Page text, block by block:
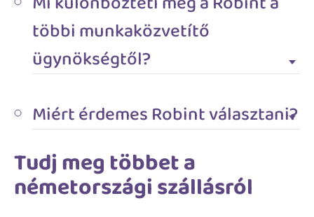
többi munkaközvetítő
ügynökségtől?
Miért érdemes Robint választani?
Tudj meg többet a
németországi szállásról